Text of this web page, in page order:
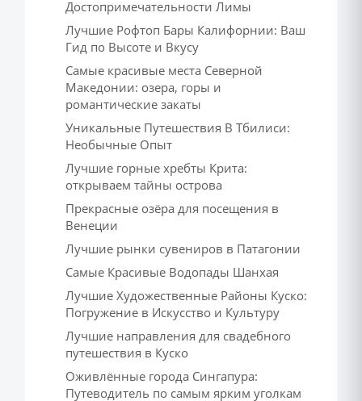
Достопримечательности Лимы
Лучшие Рофтоп Бары Калифорнии: Ваш
Гид по Высоте и Вкусу
Самые красивые места Северной
Македонии: озера, горы и
романтические закаты
Уникальные Путешествия В Тбилиси:
Необычные Опыт
Лучшие горные хребты Крита:
открываем тайны острова
Прекрасные озёра для посещения в
Венеции
Лучшие рынки сувениров в Патагонии
Самые Красивые Водопады Шанхая
Лучшие Художественные Районы Куско:
Погружение в Искусство и Культуру
Лучшие направления для свадебного
путешествия в Куско
Оживлённые города Сингапура:
Путеводитель по самым ярким уголкам